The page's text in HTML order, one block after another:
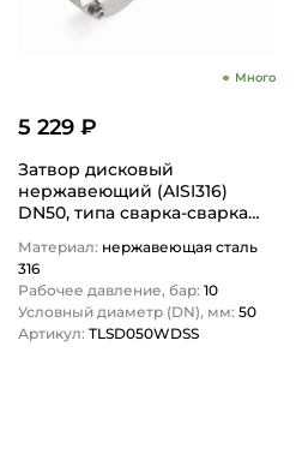
Много
5 229 ₽
Затвор дисковый
нержавеющий (AISI316)
DN50, типа сварка-сварка
Материал: нержавеющая сталь
316
Рабочее давление, бар: 10
Условный диаметр (DN), мм: 50
Артикул: TLSD050WDSS